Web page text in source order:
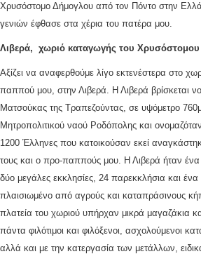
Χρυσόστομο Δήμογλου από τον Πόντο στην
γενιών έφθασε στα χέρια του πατέρα μου.
Λιβερά, χωριό καταγωγής του
Αξίζει να αναφερθούμε λίγο εκτενέστερα στο
παππού μου, στην Λιβερά. Η Λιβερά βρίσκεται
Ματσούκας της Τραπεζούντας, σε υψόμετρο
Μητροπολιτικού ναού Ροδόπολης και
1200 Έλληνες που κατοικούσαν εκεί
τους και ο προ-παππούς μου. Η Λιβερά ήταν
δύο μεγάλες εκκλησίες, 24 παρεκκλήσια και ένα
πλαισιωμένο από αγρούς και καταπράσινους
πλατεία του χωριού υπήρχαν μικρά μαγαζάκια
πάντα φιλότιμοι και φιλόξενοι, ασχολούμενοι
αλλά και με την κατεργασία των μετάλλων,